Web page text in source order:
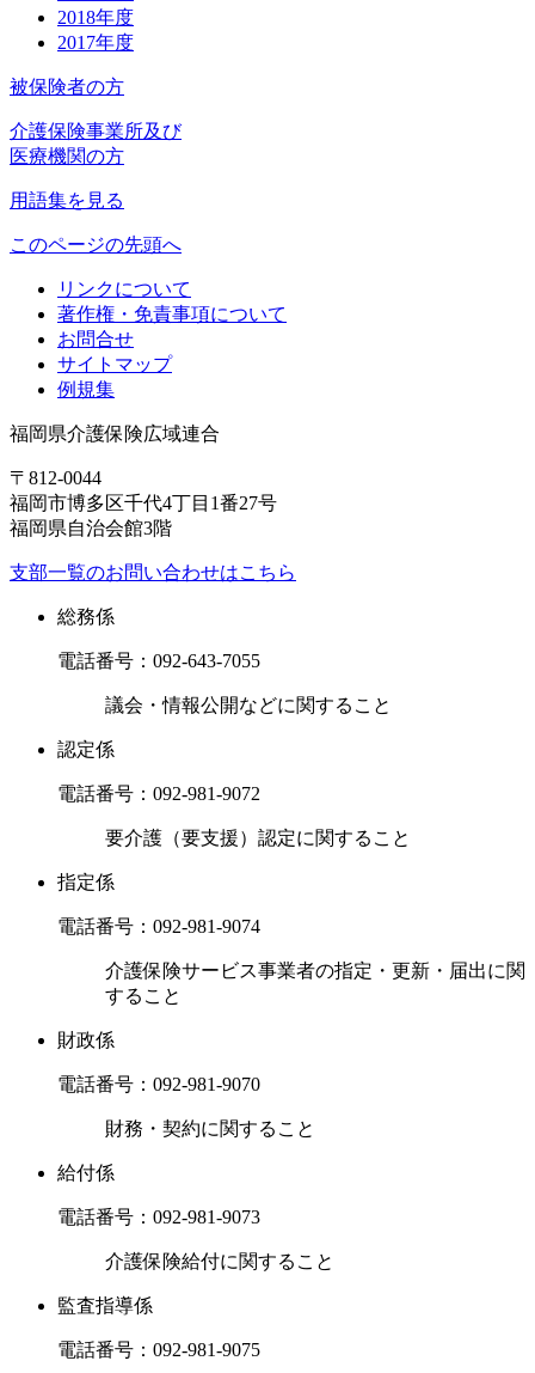
2018年度
2017年度
被保険者の方
介護保険事業所及び
医療機関の方
用語集を見る
このページの先頭へ
リンクについて
著作権・免責事項について
お問合せ
サイトマップ
例規集
福岡県介護保険広域連合
〒812-0044
福岡市博多区千代4丁目1番27号
福岡県自治会館3階
支部一覧のお問い合わせはこちら
総務係
電話番号： 092-643-7055
議会・情報公開などに関すること
認定係
電話番号： 092-981-9072
要介護（要支援）認定に関すること
指定係
電話番号： 092-981-9074
介護保険サービス事業者の指定・更新・届出に関
すること
財政係
電話番号： 092-981-9070
財務・契約に関すること
給付係
電話番号： 092-981-9073
介護保険給付に関すること
監査指導係
電話番号： 092-981-9075